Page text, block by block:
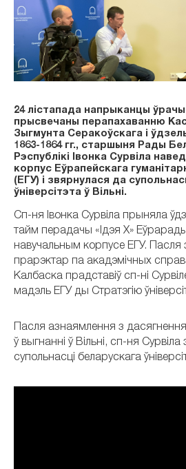
24 лістапада напрыканцы
прысвечаны перапахаванню
Зыгмунта Серакоўскага і
1863-1864 гг., старшыня Рады
Рэспублікі Івонка Сурвіла
корпус Еўрапейскага
(ЕГУ) і звярнулася да
ўніверсітэта ў Вільні.
Сп-ня Івонка Сурвіла прыняла
тайм перадачы «Ідэя Х»
навучальным корпусе ЕГУ. Пасля
прарэктар па акадэмічных
Калбаска прадставіў сп-ні
мадэль ЕГУ ды Стратэгію
Пасля азнаямлення з
ў выгнанні ў Вільні, сп-ня
супольнасці беларускага